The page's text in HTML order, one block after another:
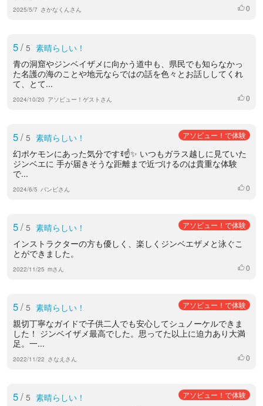
2025/5/7 さかなくんさん いいね
0
5/ 5 素晴らしい！
青の洞窟やジンベイザメに向かう道中も、県民でも知らなかっ
た名護の海のことや地元ならではの話を色々とお話ししてくれ
て、とて...
2024/10/20 アソビュー！ゲストさん いいね
0
5/ 5 素晴らしい！ アソビュー！で体験
幻ポケモンにあった気分ですꉂ☝️✨ いつもガラス越しに見ていた
ジンベエに 手が届きそうな距離まで近づけるのは貴重な体験
で...
2024/6/5 バンビさん いいね
0
5/ 5 素晴らしい！ アソビュー！で体験
インストラクターの方も優しく、楽しくジンベエザメと泳ぐこ
とができました。
2022/11/25 mさん いいね
0
5/ 5 素晴らしい！ アソビュー！で体験
親切丁寧なガイドで子供二人でも安心してシュノーケルできま
した！ ジンベイザメ最高でした。思ってた以上に迫力あり大満
足。一...
2022/11/22 さなえさん いいね
0
5/ 5 素晴らしい！ アソビュー！で体験